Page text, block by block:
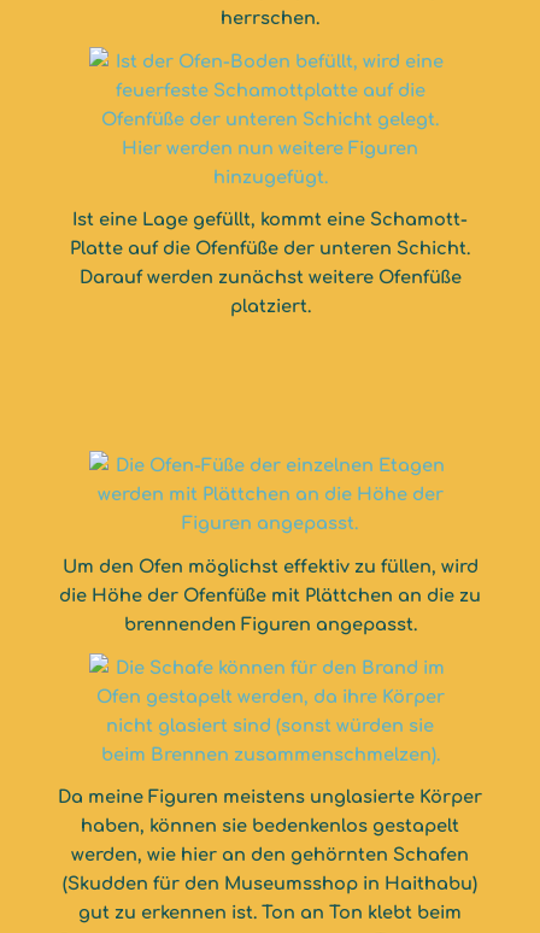
herrschen.
Ist eine Lage gefüllt, kommt eine Schamott-
Platte auf die Ofenfüße der unteren Schicht.
Darauf werden zunächst weitere Ofenfüße
platziert.
Um den Ofen möglichst effektiv zu füllen, wird
die Höhe der Ofenfüße mit Plättchen an die zu
brennenden Figuren angepasst.
Da meine Figuren meistens unglasierte Körper
haben, können sie bedenkenlos gestapelt
werden, wie hier an den gehörnten Schafen
(Skudden für den Museumsshop in Haithabu)
gut zu erkennen ist. Ton an Ton klebt beim